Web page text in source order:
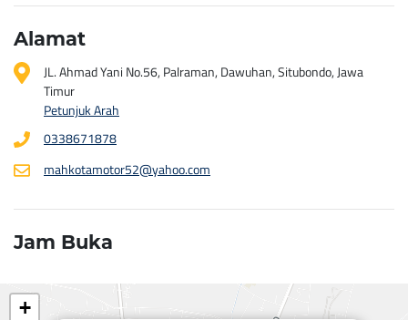
Alamat
JL. Ahmad Yani No.56, Palraman, Dawuhan, Situbondo, Jawa
Timur
Petunjuk Arah
0338671878
mahkotamotor52@yahoo.com
Jam Buka
+